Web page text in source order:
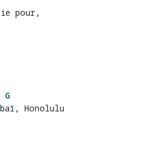
pour,
pour,
G
a
Honolulu